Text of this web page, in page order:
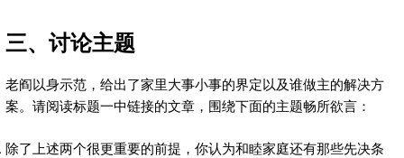
三、讨论主题
老阎以身示范，给出了家里大事小事的界定以及谁做主的解决方
案。请阅读标题一中链接的文章，围绕下面的主题畅所欲言：
除了上述两个很更重要的前提，你认为和睦家庭还有那些先决条